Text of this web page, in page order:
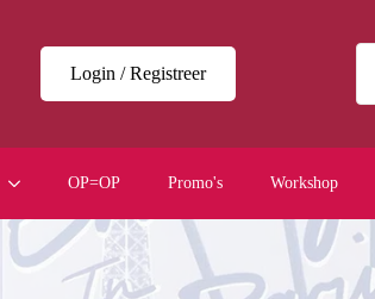
Login / Registreer
OP=OP Promo's Workshop